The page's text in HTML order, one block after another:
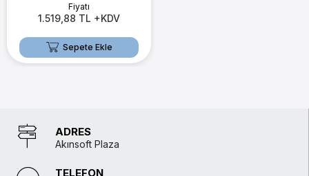
Okuma)
Fiyatı
1.519,88 TL +KDV
Sepete Ekle
ADRES
Akınsoft Plaza
TELEFON